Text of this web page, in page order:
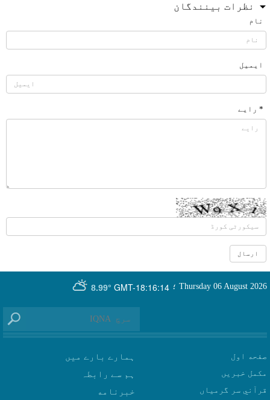
نظرات بینندگان
نام
ایمیل
* رایے
GMT-18:16:14
8.99° Thursday 06 August 2026 ؛
صفحه اول
مکمل خبریں
قرآني سر گرمياں
ہمارے بارے میں
ہم سے رابطہ